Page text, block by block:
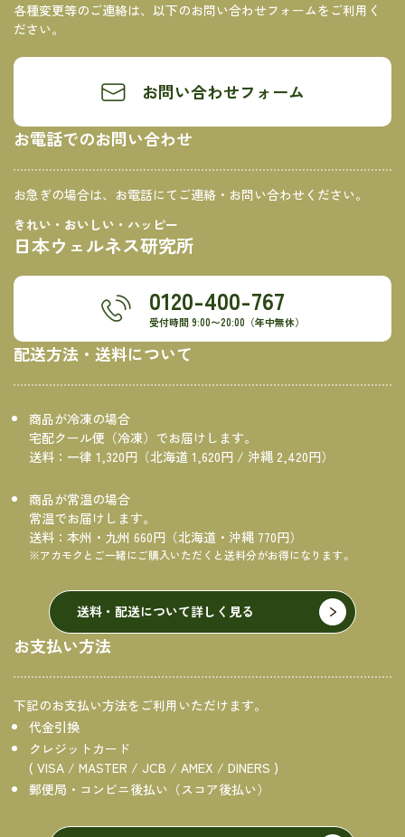
各種変更等のご連絡は、以下のお問い合わせフォームをご利用く
ださい。
お問い合わせフォーム
お電話でのお問い合わせ
お急ぎの場合は、お電話にてご連絡・お問い合わせください。
きれい・おいしい・ハッピー
日本ウェルネス研究所
0120-400-767
受付時間 9:00〜20:00（年中無休）
配送方法・送料について
商品が冷凍の場合
宅配クール便（冷凍）でお届けします。
送料：一律 1,320円（北海道 1,620円 / 沖縄 2,420円）
商品が常温の場合
常温でお届けします。
送料：本州・九州 660円（北海道・沖縄 770円）
※アカモクとご一緒にご購入いただくと送料分がお得になります。
送料・配送について詳しく見る
お支払い方法
下記のお支払い方法をご利用いただけます。
代金引換
クレジットカード
( VISA / MASTER / JCB / AMEX / DINERS )
郵便局・コンビニ後払い（スコア後払い）